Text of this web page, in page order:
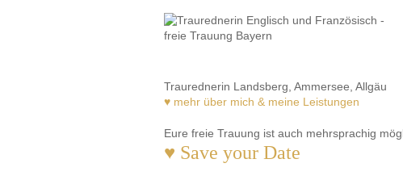
Traurednerin Landsberg, Ammersee, Allgäu
♥ mehr über mich & meine Leistungen
Eure freie Trauung ist auch mehrsprachig
♥ Save your Date